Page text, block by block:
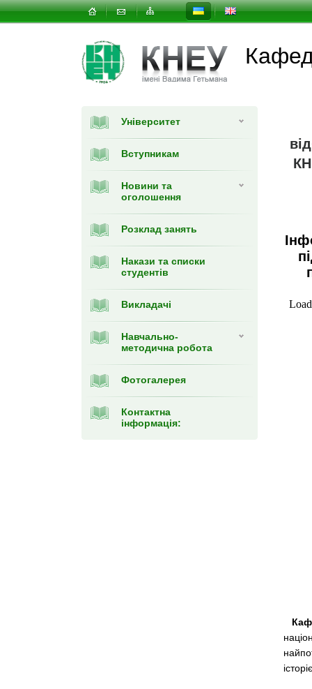
Університет
Вступникам
Новини та
оголошення
Розклад занять
Накази та списки
студентів
Викладачі
Навчально-
методична робота
Фотогалерея
Контактна
інформація: